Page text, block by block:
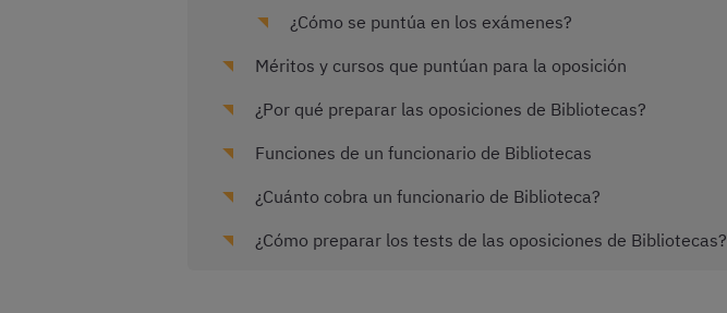
¿Cómo se puntúa en los exámenes?
Méritos y cursos que puntúan para la oposición
¿Por qué preparar las oposiciones de Bibliotecas?
Funciones de un funcionario de Bibliotecas
¿Cuánto cobra un funcionario de Biblioteca?
¿Cómo preparar los tests de las oposiciones de Bibliotecas?